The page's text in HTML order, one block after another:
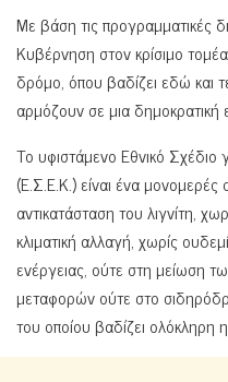
Με βάση τις
Κυβέρνηση στον κρίσιμο
δρόμο, όπου βαδίζει εδώ και
αρμόζουν σε μια
Το υφιστάμενο Εθνικό Σχέδιο
(Ε.Σ.Ε.Κ.) είναι ένα
αντικατάσταση του λιγνίτη,
κλιματική αλλαγή, χωρίς
ενέργειας, ούτε στη μείωση
μεταφορών ούτε στο
του οποίου βαδίζει ολόκληρη